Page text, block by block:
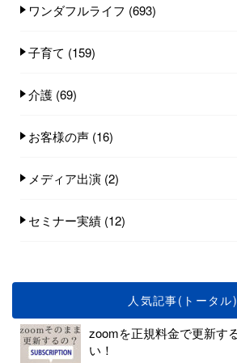
ワンダフルライフ (693)
子育て (159)
介護 (69)
お客様の声 (16)
メディア出演 (2)
セミナー実績 (12)
人気記事(トータル)
zoomを正規料金で更新す
い！